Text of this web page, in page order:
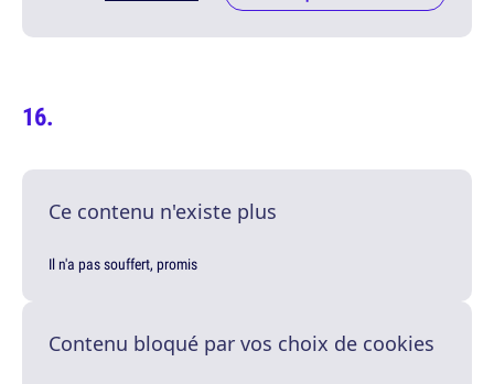
Ce contenu n'existe plus
Il n'a pas souffert, promis
Contenu bloqué par vos choix de cookies